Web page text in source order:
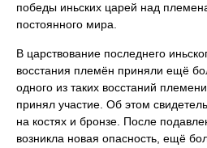
победы иньских царей над
постоянного мира.
В царствование последнего
восстания племён приняли ещё
одного из таких восстаний
принял участие. Об этом
на костях и бронзе. После
возникла новая опасность, ещё